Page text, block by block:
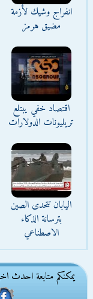
انفراج وشيك لأزمة
مضيق هرمز
اقتصاد خفي يبتلع
تريليونات الدولارات
اليابان تتحدى الصين
بترسانة الذكاء
الاصطناعي
يمكنكم متابعة احدث